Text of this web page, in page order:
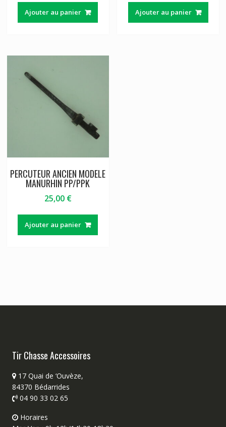
Ajouter au panier Ajouter au panier
PERCUTEUR ANCIEN MODELE
MANURHIN PP/PPK
25,00 €
Ajouter au panier
Tir Chasse Accessoires
17 Quai de ‘Ouvèze,
84370 Bédarrides
04 90 33 02 65
Horaires